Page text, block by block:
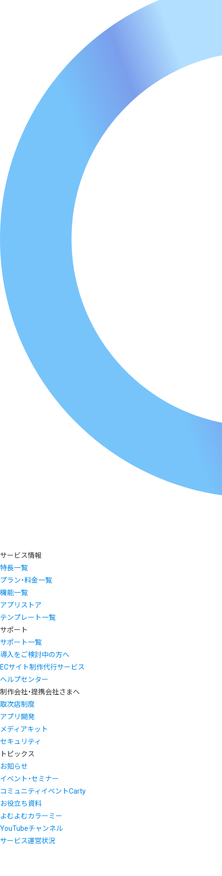
サービス情報
特長一覧
プラン・料金一覧
機能一覧
アプリストア
テンプレート一覧
サポート
サポート一覧
導入をご検討中の方へ
ECサイト制作代行サービス
ヘルプセンター
制作会社・提携会社さまへ
取次店制度
アプリ開発
メディアキット
セキュリティ
トピックス
お知らせ
イベント・セミナー
コミュニティイベントCarty
お役立ち資料
よむよむカラーミー
YouTubeチャンネル
サービス運営状況